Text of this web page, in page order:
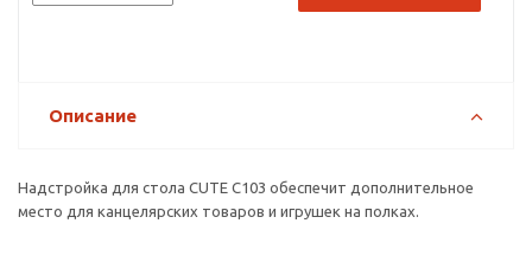
Описание
Надстройка для стола CUTE C103 обеспечит дополнительное
место для канцелярских товаров и игрушек на полках.